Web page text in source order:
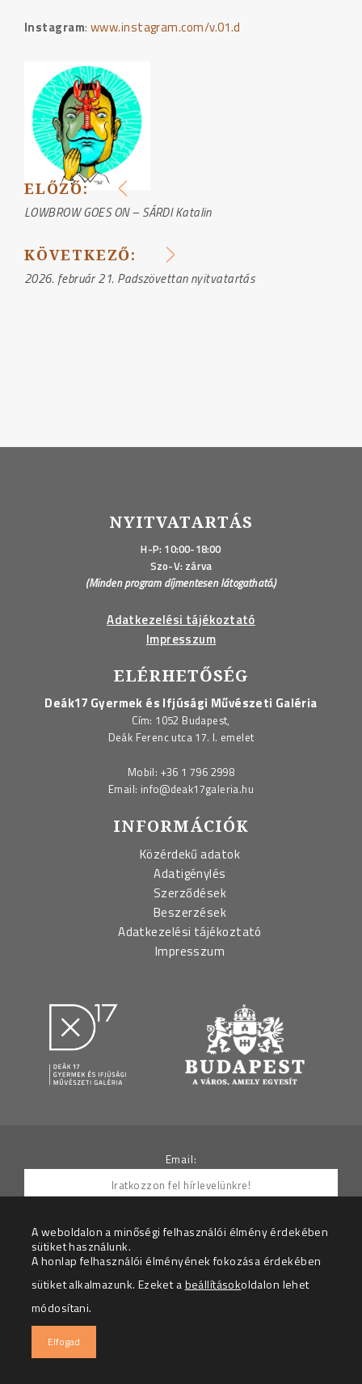
Instagram: www.instagram.com/v.01.d
BEJEGYZÉS
NAVIGÁCIÓ
ELŐZŐ:
LOWBROW GOES ON – SÁRDI Katalin
KÖVETKEZŐ:
2026. február 21. Padszövettan nyitvatartás
NYITVATARTÁS
H-P: 10:00-18:00
Szo-V: zárva
(Minden program díjmentesen látogatható.)
Adatkezelési tájékoztató
Impresszum
ELÉRHETŐSÉG
Deák17 Gyermek és Ifjúsági Művészeti Galéria
Cím: 1052 Budapest,
Deák Ferenc utca 17. I. emelet
Mobil: +36 1 796 2998
Email: info@deak17galeria.hu
INFORMÁCIÓK
Közérdekű adatok
Adatigénylés
Szerződések
Beszerzések
Adatkezelési tájékoztató
Impresszum
Email:
Hozzájárulok ahhoz, hogy az Adatkezelő részemre
Az adatkezelési tájékoztatót megértettem.
© 2026 – Deák 17 Gyermek és Ifjúsági Galéria – Minden
A weboldalon a minőségi felhasználói élmény érdekében
sütiket használunk.
A honlap felhasználói élményének fokozása érdekében
sütiket alkalmazunk. Ezeket abeállításokoldalon lehet
módosítani.
Elfogad